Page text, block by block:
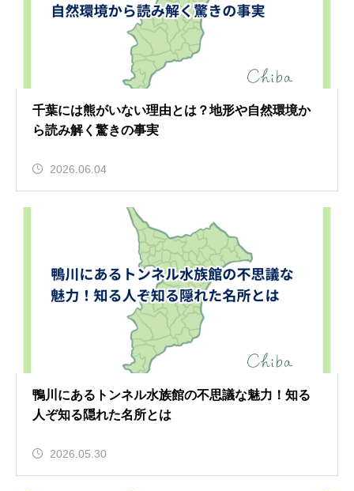
千葉には熊がいない理由とは？地形や自然環境か
ら読み解く驚きの事実
2026.06.04
鴨川にあるトンネル水族館の不思議な魅力！知る
人ぞ知る隠れた名所とは
2026.05.30